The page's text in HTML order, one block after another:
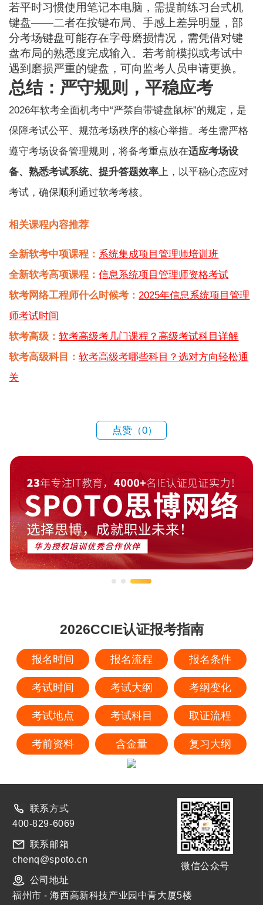
若平时习惯使用笔记本电脑，需提前练习台式机
键盘——二者在按键布局、手感上差异明显，部
分考场键盘可能存在字母磨损情况，需凭借对键
盘布局的熟悉度完成输入。若考前模拟或考试中
遇到磨损严重的键盘，可向监考人员申请更换。
总结：严守规则，平稳应考
2026年软考全面机考中“严禁自带键盘鼠标”的规定，是
保障考试公平、规范考场秩序的核心举措。考生需严格
遵守考场设备管理规则，将备考重点放在适应考场设
备、熟悉考试系统、提升答题效率 上，以平稳心态应对
考试，确保顺利通过软考考核。
相关课程内容推荐
全新软考中项课程： 系统集成项目管理师培训班
全新软考高项课程：信息系统项目管理师资格考试
软考网络工程师什么时候考： 2025年信息系统项目管理
师考试时间
软考高级：软考高级考几门课程？高级考试科目详解
软考高级科目：软考高级考哪些科目？选对方向轻松通
关
点赞（0）
2026CCIE认证报考指南
报名时间 报名流程 报名条件
考试时间 考试大纲 考纲变化
考试地点 考试科目 取证流程
考前资料 含金量 复习大纲
联系方式
400-829-6069
联系邮箱
chenq@spoto.cn
公司地址
微信公众号
福州市 - 海西高新科技产业园中青大厦5楼